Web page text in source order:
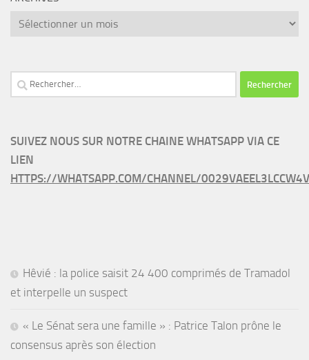
Archives
Rechercher :
SUIVEZ NOUS SUR NOTRE CHAINE WHATSAPP VIA CE
LIEN
HTTPS://WHATSAPP.COM/CHANNEL/
Hêvié : la police saisit 24 400 comprimés de Tramadol
et interpelle un suspect
« Le Sénat sera une famille » : Patrice Talon prône le
consensus après son élection